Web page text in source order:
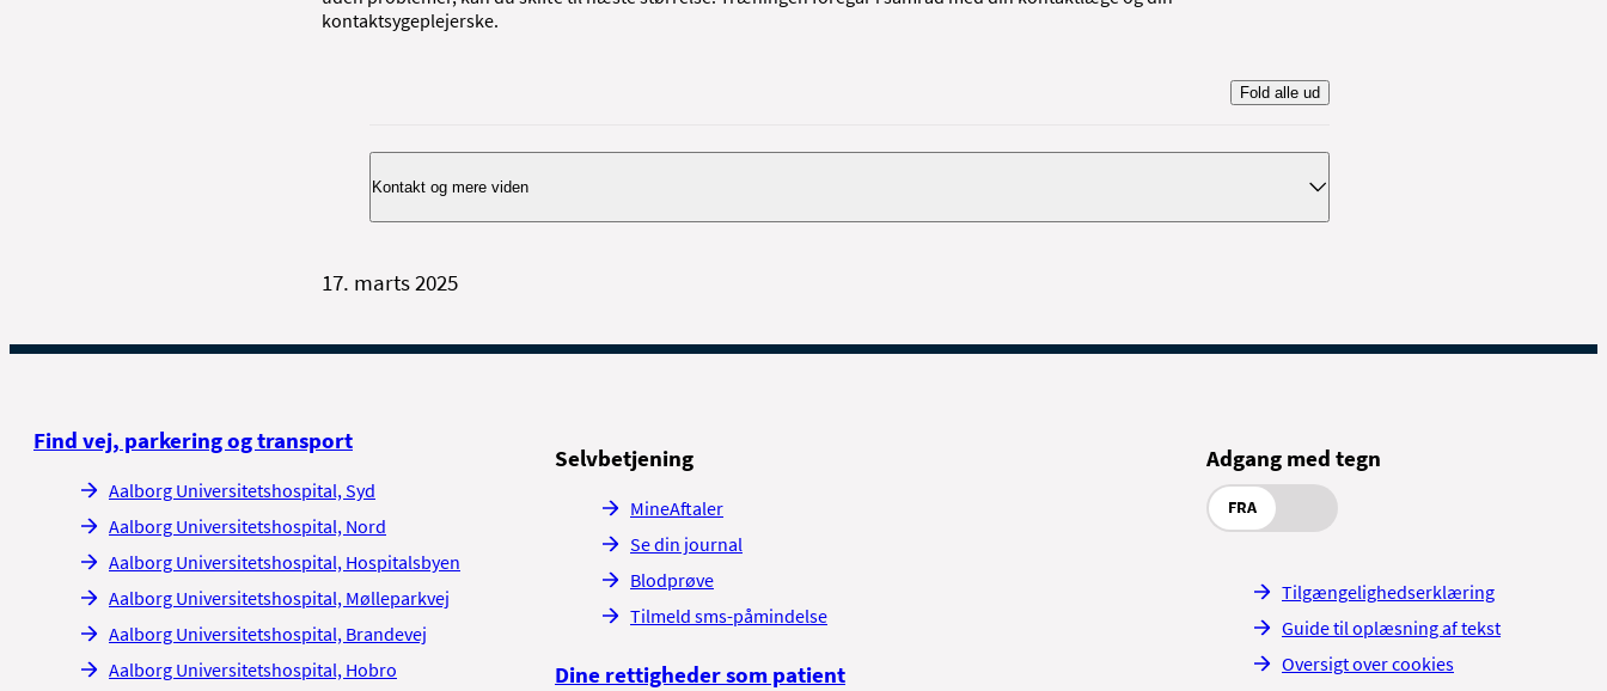
kontaktsygeplejerske.
Fold alle ud
Kontakt og mere viden
Har du spørgsmål, er du velkommen til at kontakte os.
Gynækologisk Ambulatorium
17. marts 2025
Find vej, parkering og transport
Aalborg Universitetshospital, Syd
Aalborg Universitetshospital, Nord
Aalborg Universitetshospital, Hospitalsbyen
Aalborg Universitetshospital, Mølleparkvej
Aalborg Universitetshospital, Brandevej
Aalborg Universitetshospital, Hobro
Selvbetjening
MineAftaler
Se din journal
Blodprøve
Tilmeld sms-påmindelse
Dine rettigheder som patient
Adgang med tegn
FRA
Tilgængelighedserklæring
Guide til oplæsning af tekst
Oversigt over cookies